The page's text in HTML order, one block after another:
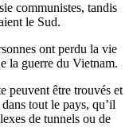
communistes, tandis
le Sud.
ont perdu la vie
la guerre du Vietnam.
peuvent être trouvés et
tout le pays, qu’il
de tunnels ou de